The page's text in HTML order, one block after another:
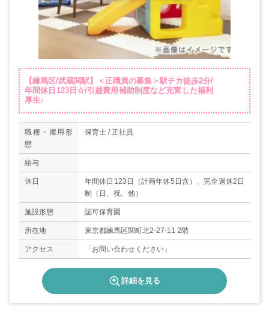
【練馬区/武蔵関駅】＜正職員の募集＞駅チカ徒歩2分/
年間休日123日☆/引越費用補助制度など充実した福利
厚生♪
職種・雇用形
態
保育士 / 正社員
給与
休日
年間休日123日（計画年休5日含）、完全週休2日
制（日、祝、他）
施設形態 認可保育園
所在地 東京都練馬区関町北2-27-11 2階
アクセス 「お問い合わせください」
詳細を見る